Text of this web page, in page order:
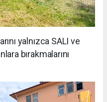
yalnızca SALI ve
bırakmalarını